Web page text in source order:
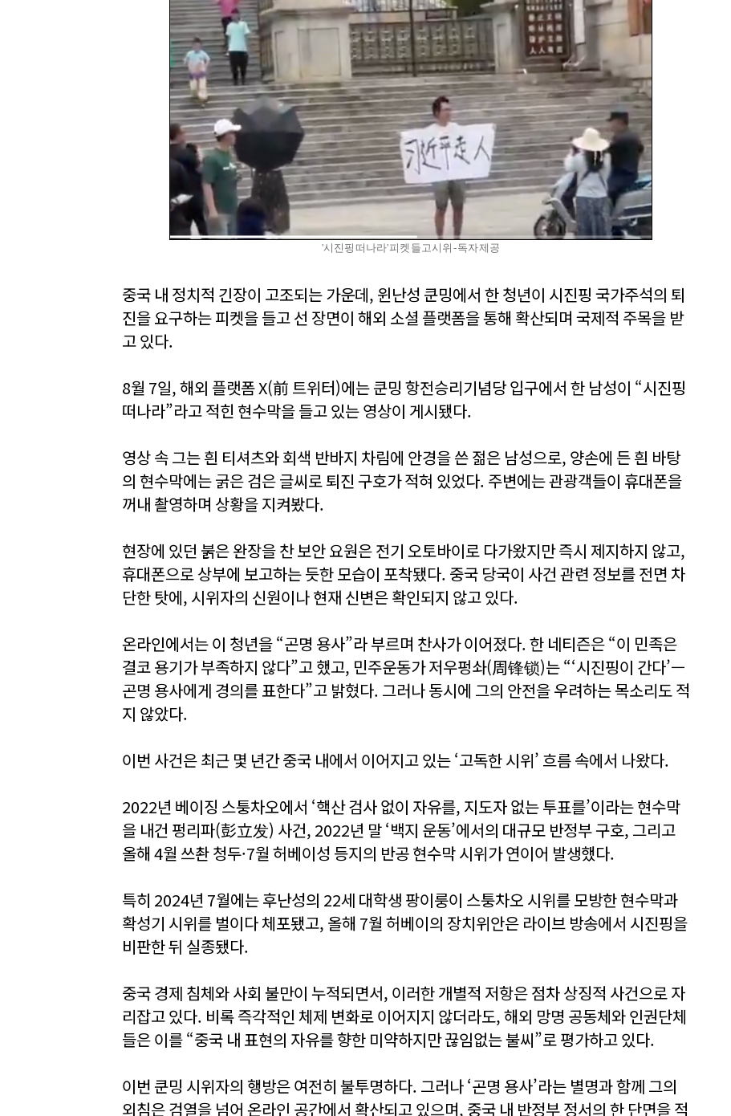
'시진핑 떠나라' 피켓 들고 시위 - 독자 제공
중국 내 정치적 긴장이 고조되는 가운데, 윈난성 쿤밍에서 한 청년이 시진핑 국가주석의 퇴
진을 요구하는 피켓을 들고 선 장면이 해외 소셜 플랫폼을 통해 확산되며 국제적 주목을 받
고 있다.
8월 7일, 해외 플랫폼 X(前 트위터)에는 쿤밍 항전승리기념당 입구에서 한 남성이 “시진핑
떠나라”라고 적힌 현수막을 들고 있는 영상이 게시됐다.
영상 속 그는 흰 티셔츠와 회색 반바지 차림에 안경을 쓴 젊은 남성으로, 양손에 든 흰 바탕
의 현수막에는 굵은 검은 글씨로 퇴진 구호가 적혀 있었다. 주변에는 관광객들이 휴대폰을
꺼내 촬영하며 상황을 지켜봤다.
현장에 있던 붉은 완장을 찬 보안 요원은 전기 오토바이로 다가왔지만 즉시 제지하지 않고,
휴대폰으로 상부에 보고하는 듯한 모습이 포착됐다. 중국 당국이 사건 관련 정보를 전면 차
단한 탓에, 시위자의 신원이나 현재 신변은 확인되지 않고 있다.
온라인에서는 이 청년을 “곤명 용사”라 부르며 찬사가 이어졌다. 한 네티즌은 “이 민족은
결코 용기가 부족하지 않다”고 했고, 민주운동가 저우펑솨(周锋锁)는 “‘시진핑이 간다’—
곤명 용사에게 경의를 표한다”고 밝혔다. 그러나 동시에 그의 안전을 우려하는 목소리도 적
지 않았다.
이번 사건은 최근 몇 년간 중국 내에서 이어지고 있는 ‘고독한 시위’ 흐름 속에서 나왔다.
2022년 베이징 스퉁차오에서 ‘핵산 검사 없이 자유를, 지도자 없는 투표를’이라는 현수막
을 내건 펑리파(彭立发) 사건, 2022년 말 ‘백지 운동’에서의 대규모 반정부 구호, 그리고
올해 4월 쓰촨 청두·7월 허베이성 등지의 반공 현수막 시위가 연이어 발생했다.
특히 2024년 7월에는 후난성의 22세 대학생 팡이룽이 스퉁차오 시위를 모방한 현수막과
확성기 시위를 벌이다 체포됐고, 올해 7월 허베이의 장치위안은 라이브 방송에서 시진핑을
비판한 뒤 실종됐다.
중국 경제 침체와 사회 불만이 누적되면서, 이러한 개별적 저항은 점차 상징적 사건으로 자
리잡고 있다. 비록 즉각적인 체제 변화로 이어지지 않더라도, 해외 망명 공동체와 인권단체
들은 이를 “중국 내 표현의 자유를 향한 미약하지만 끊임없는 불씨”로 평가하고 있다.
이번 쿤밍 시위자의 행방은 여전히 불투명하다. 그러나 ‘곤명 용사’라는 별명과 함께 그의
외침은 검열을 넘어 온라인 공간에서 확산되고 있으며, 중국 내 반정부 정서의 한 단면을 적